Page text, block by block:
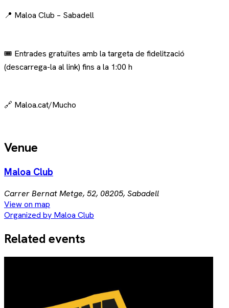
📍 Maloa Club – Sabadell
🎟 Entrades gratuïtes amb la targeta de fidelització
(descarrega-la al link) fins a la 1:00 h
🔗 Maloa.cat/Mucho
Venue
Maloa Club
Carrer Bernat Metge, 52, 08205, Sabadell
View on map
Organized by Maloa Club
Related events